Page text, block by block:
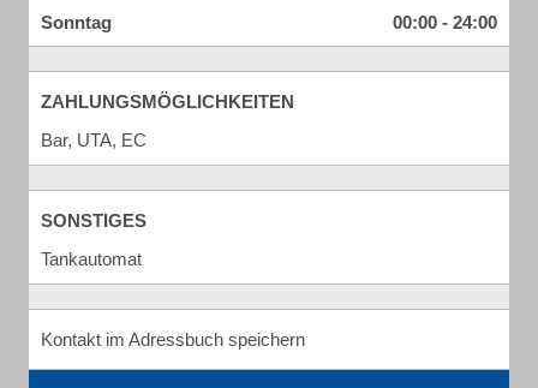
Sonntag
00:00 - 24:00
ZAHLUNGSMÖGLICHKEITEN
Bar, UTA, EC
SONSTIGES
Tankautomat
Kontakt im Adressbuch speichern